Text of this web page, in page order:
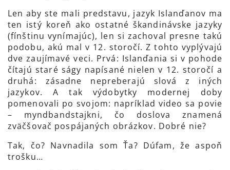
Len aby ste mali predstavu, jazyk Islanďanov ma
ten istý koreň ako ostatné škandinávske jazyky
(fínštinu vynímajúc), len si zachoval presne takú
podobu, akú mal v 12. storočí. Z tohto vyplývajú
dve zaujímavé veci. Prvá: Islanďania si v pohode
čítajú staré ságy napísané nielen v 12. storočí a
druhá: zásadne nepreberajú slová z iných
jazykov. A tak výdobytky modernej doby
pomenovali po svojom: napríklad video sa povie
– myndbandstajkni, čo doslova znamená
zväčšovač pospájaných obrázkov. Dobré nie?
Tak, čo? Navnadila som Ťa? Dúfam, že aspoň
trošku…